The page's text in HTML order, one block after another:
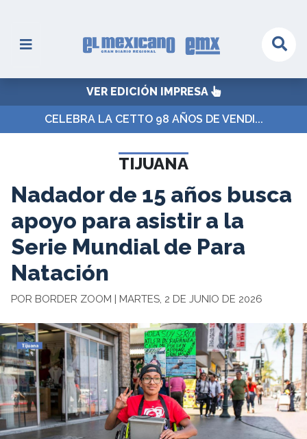
VER EDICIÓN IMPRESA
CELEBRA LA CETTO 98 AÑOS DE VENDI...
TIJUANA
Nadador de 15 años busca
apoyo para asistir a la
Serie Mundial de Para
Natación
POR BORDER ZOOM | MARTES, 2 DE JUNIO DE 2026